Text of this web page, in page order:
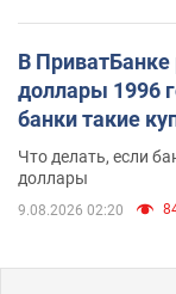
В ПриватБанке
доллары 1996
банки такие
Что делать, если
доллары
9.08.2026 02:20